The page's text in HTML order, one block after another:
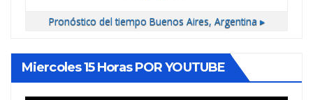
Pronóstico del tiempo Buenos Aires, Argentina ▸
Miercoles 15 Horas POR YOUTUBE